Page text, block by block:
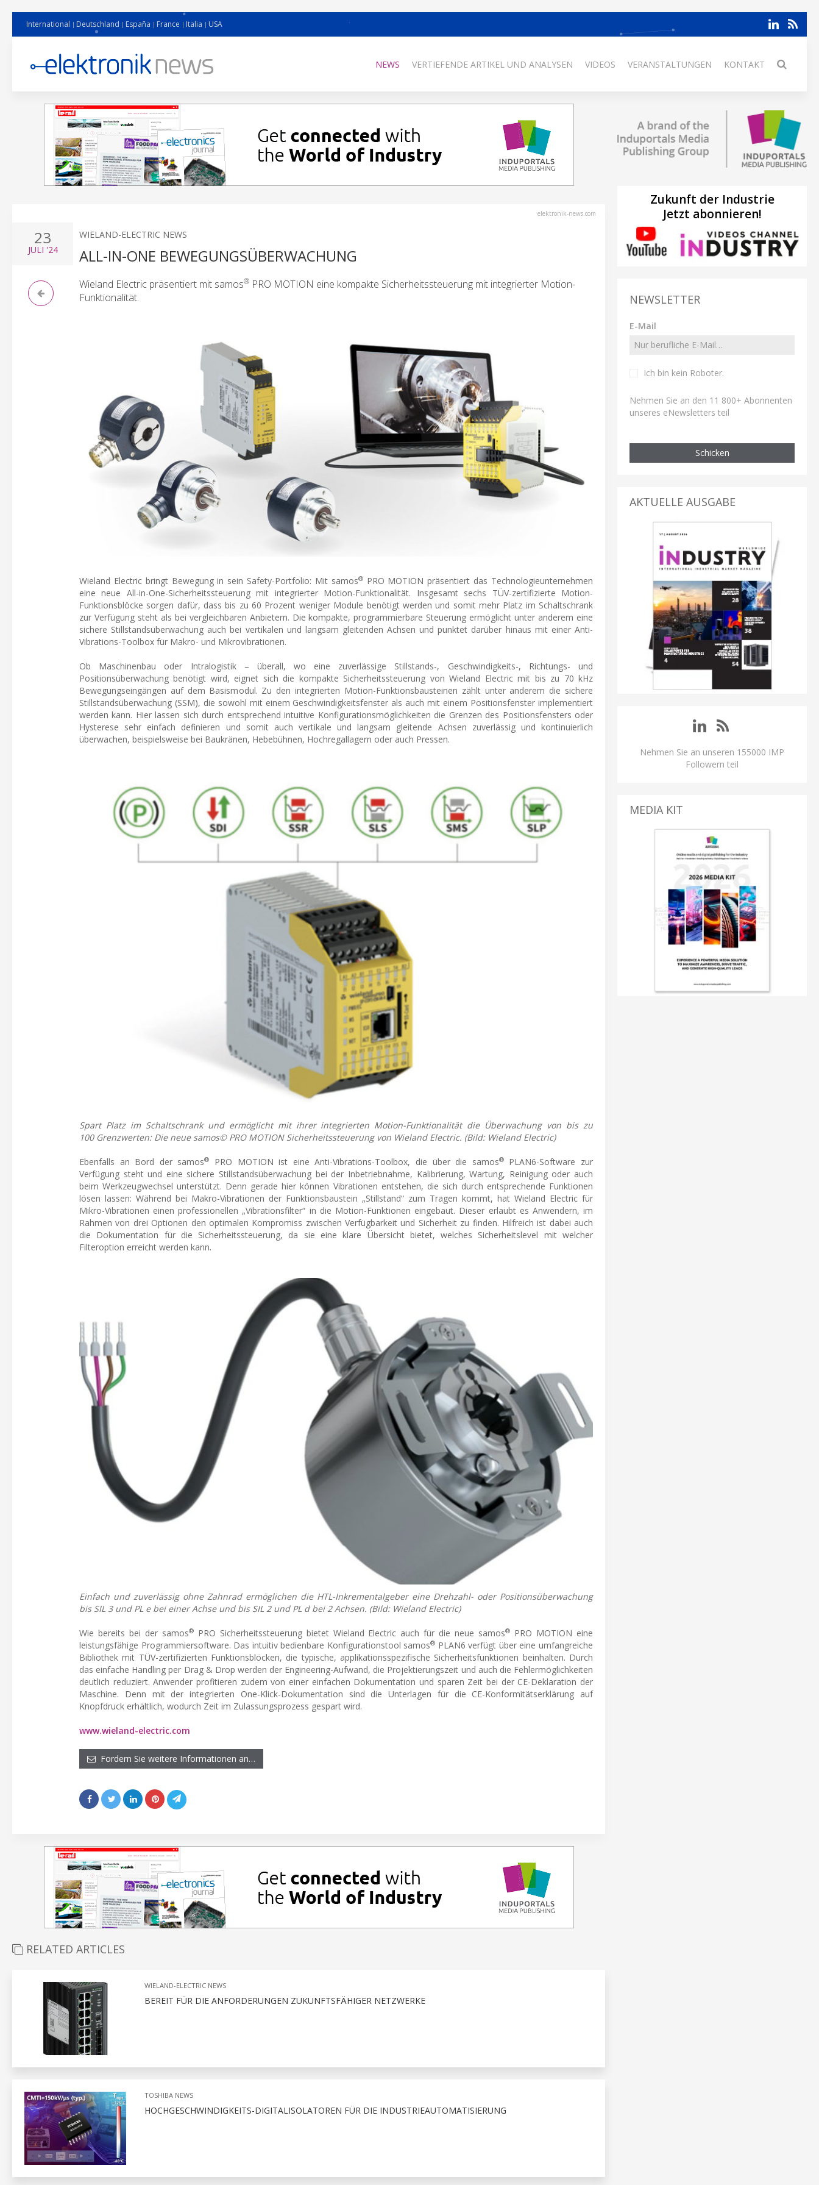
International Deutschland España France Italia USA
NEWS VERTIEFENDE ARTIKEL UND ANALYSEN VIDEOS VERANSTALTUNGEN KONTAKT
elektronik-news.com
23
JULI '24
WIELAND-ELECTRIC NEWS
ALL-IN-ONE BEWEGUNGSÜBERWACHUNG
Wieland Electric präsentiert mit samos® PRO MOTION eine kompakte Sicherheitssteuerung mit integrierter Motion-
Funktionalität.
Wieland Electric bringt Bewegung in sein Safety-Portfolio: Mit samos®PRO MOTION präsentiert das Technologieunternehmen
eine neue All-in-One-Sicherheitssteuerung mit integrierter Motion-Funktionalität. Insgesamt sechs TÜV-zertifizierte Motion-
Funktionsblöcke sorgen dafür, dass bis zu 60 Prozent weniger Module benötigt werden und somit mehr Platz im Schaltschrank
zur Verfügung steht als bei vergleichbaren Anbietern. Die kompakte, programmierbare Steuerung ermöglicht unter anderem eine
sichere Stillstandsüberwachung auch bei vertikalen und langsam gleitenden Achsen und punktet darüber hinaus mit einer Anti-
Vibrations-Toolbox für Makro- und Mikrovibrationen.
Ob Maschinenbau oder Intralogistik – überall, wo eine zuverlässige Stillstands-, Geschwindigkeits-, Richtungs- und
Positionsüberwachung benötigt wird, eignet sich die kompakte Sicherheitssteuerung von Wieland Electric mit bis zu 70 kHz
Bewegungseingängen auf dem Basismodul. Zu den integrierten Motion-Funktionsbausteinen zählt unter anderem die sichere
Stillstandsüberwachung (SSM), die sowohl mit einem Geschwindigkeitsfenster als auch mit einem Positionsfenster implementiert
werden kann. Hier lassen sich durch entsprechend intuitive Konfigurationsmöglichkeiten die Grenzen des Positionsfensters oder
Hysterese sehr einfach definieren und somit auch vertikale und langsam gleitende Achsen zuverlässig und kontinuierlich
überwachen, beispielsweise bei Baukränen, Hebebühnen, Hochregallagern oder auch Pressen.
Spart Platz im Schaltschrank und ermöglicht mit ihrer integrierten Motion-Funktionalität die Überwachung von bis zu
100 Grenzwerten: Die neue samos© PRO MOTION Sicherheitssteuerung von Wieland Electric. (Bild: Wieland Electric)
Ebenfalls an Bord der samos® PRO MOTION ist eine Anti-Vibrations-Toolbox, die über die samos®PLAN6-Software zur
Verfügung steht und eine sichere Stillstandsüberwachung bei der Inbetriebnahme, Kalibrierung, Wartung, Reinigung oder auch
beim Werkzeugwechsel unterstützt. Denn gerade hier können Vibrationen entstehen, die sich durch entsprechende Funktionen
lösen lassen: Während bei Makro-Vibrationen der Funktionsbaustein „Stillstand“ zum Tragen kommt, hat Wieland Electric für
Mikro-Vibrationen einen professionellen „Vibrationsfilter“ in die Motion-Funktionen eingebaut. Dieser erlaubt es Anwendern, im
Rahmen von drei Optionen den optimalen Kompromiss zwischen Verfügbarkeit und Sicherheit zu finden. Hilfreich ist dabei auch
die Dokumentation für die Sicherheitssteuerung, da sie eine klare Übersicht bietet, welches Sicherheitslevel mit welcher
Filteroption erreicht werden kann.
Einfach und zuverlässig ohne Zahnrad ermöglichen die HTL-Inkrementalgeber eine Drehzahl- oder Positionsüberwachung
bis SIL 3 und PL e bei einer Achse und bis SIL 2 und PL d bei 2 Achsen. (Bild: Wieland Electric)
Wie bereits bei der samos®PRO Sicherheitssteuerung bietet Wieland Electric auch für die neue samos® PRO MOTION eine
leistungsfähige Programmiersoftware. Das intuitiv bedienbare Konfigurationstool samos® PLAN6 verfügt über eine umfangreiche
Bibliothek mit TÜV-zertifizierten Funktionsblöcken, die typische, applikationsspezifische Sicherheitsfunktionen beinhalten. Durch
das einfache Handling per Drag & Drop werden der Engineering-Aufwand, die Projektierungszeit und auch die Fehlermöglichkeiten
deutlich reduziert. Anwender profitieren zudem von einer einfachen Dokumentation und sparen Zeit bei der CE-Deklaration der
Maschine. Denn mit der integrierten One-Klick-Dokumentation sind die Unterlagen für die CE-Konformitätserklärung auf
Knopfdruck erhältlich, wodurch Zeit im Zulassungsprozess gespart wird.
www.wieland-electric.com
Fordern Sie weitere Informationen an…
RELATED ARTICLES
WIELAND-ELECTRIC NEWS
BEREIT FÜR DIE ANFORDERUNGEN ZUKUNFTSFÄHIGER NETZWERKE
TOSHIBA NEWS
HOCHGESCHWINDIGKEITS-DIGITALISOLATOREN FÜR DIE INDUSTRIEAUTOMATISIERUNG
Zukunft der Industrie
Jetzt abonnieren!
NEWSLETTER
E-Mail
Ich bin kein Roboter.
Nehmen Sie an den 11 800+ Abonnenten
unseres eNewsletters teil
Schicken
AKTUELLE AUSGABE
Nehmen Sie an unseren 155000 IMP
Followern teil
MEDIA KIT